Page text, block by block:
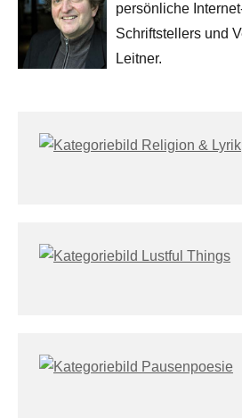
persönliche
Schriftstellers und
Leitner.